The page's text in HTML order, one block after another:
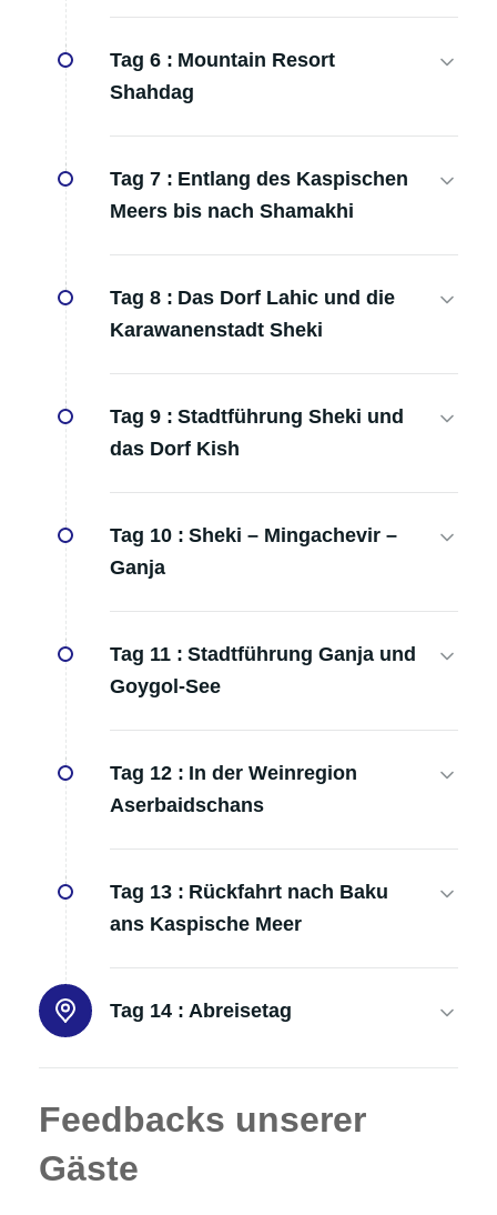
Tag 6 : Mountain Resort
Shahdag
Tag 7 : Entlang des Kaspischen
Meers bis nach Shamakhi
Tag 8 : Das Dorf Lahic und die
Karawanenstadt Sheki
Tag 9 : Stadtführung Sheki und
das Dorf Kish
Tag 10 : Sheki – Mingachevir –
Ganja
Tag 11 : Stadtführung Ganja und
Goygol-See
Tag 12 : In der Weinregion
Aserbaidschans
Tag 13 : Rückfahrt nach Baku
ans Kaspische Meer
Tag 14 : Abreisetag
Feedbacks unserer
Gäste